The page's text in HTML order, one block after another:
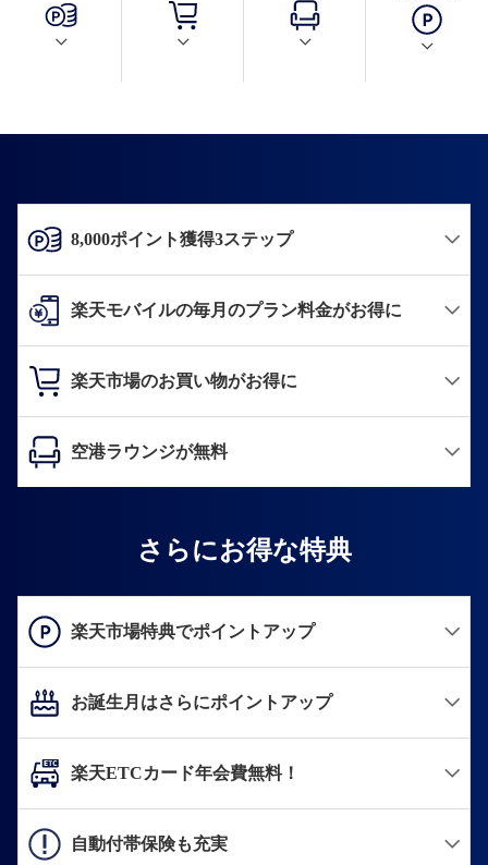
8,000ポイント獲得3ステップ
楽天モバイルの毎月のプラン料金がお得に
楽天市場のお買い物がお得に
空港ラウンジが無料
さらにお得な特典
楽天市場特典でポイントアップ
お誕生月はさらにポイントアップ
楽天ETCカード年会費無料！
自動付帯保険も充実